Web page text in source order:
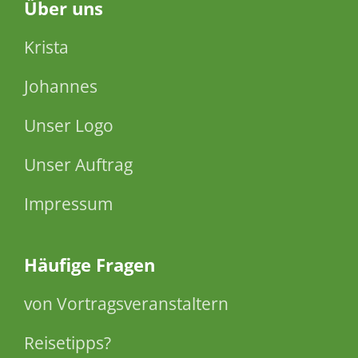
Über uns
Krista
Johannes
Unser Logo
Unser Auftrag
Impressum
Häufige Fragen
von Vortragsveranstaltern
Reisetipps?